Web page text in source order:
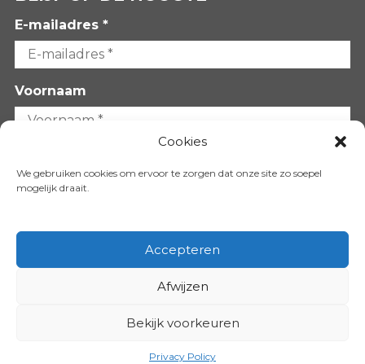
Cookies
We gebruiken cookies om ervoor te zorgen dat onze site zo soepel
mogelijk draait.
Accepteren
Afwijzen
Bekijk voorkeuren
Privacy Policy
E-mailadres *
Voornaam
VOLG ONS OP: